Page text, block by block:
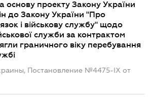
основу проекту Закону України
до Закону України "Про
і військову службу" щодо
служби за контрактом
граничного віку перебування
Постановление №4475-IX от